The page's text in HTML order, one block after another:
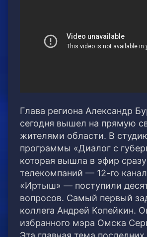
Глава региона Александр
сегодня вышел на прямую
жителями области. В
программы «Диалог с
которая вышла в эфир
телекомпаний — 12-го
«Иртыш» — поступили
вопросов. Самый первый
коллега Андрей Копейкин.
избранного мэра Омска